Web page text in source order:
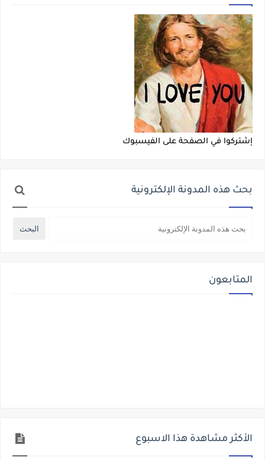
إشتركوا في الصفحة على الفيسبوك
بحث هذه المدونة الإلكترونية
المتابعون
الأكثر مشاهدة هذا الاسبوع